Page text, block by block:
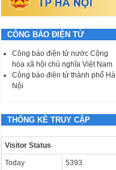
CÔNG BÁO ĐIỆN TỬ
Công báo điện tử nước Cộng
hòa xã hội chủ nghĩa Việt Nam
Công báo điện tử thành phố Hà
Nội
THỐNG KÊ TRUY CẬP
Visitor Status
Today 5393